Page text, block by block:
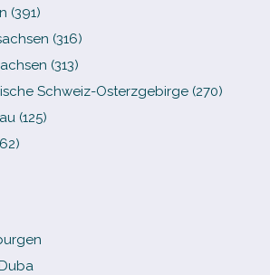
(391)
(316)
(313)
Schweiz-​Osterzgebirge (270)
(125)